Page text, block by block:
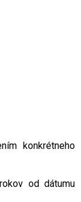
konkrétneho
od dátumu